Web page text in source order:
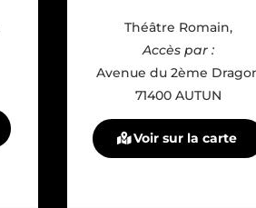
Théâtre Romain,
Accès par :
Avenue du 2ème
71400 AUTUN
Voir sur la carte